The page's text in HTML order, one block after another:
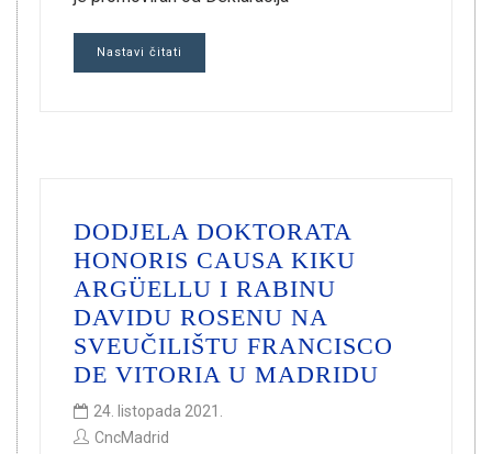
Nastavi čitati
DODJELA DOKTORATA
HONORIS CAUSA KIKU
ARGÜELLU I RABINU
DAVIDU ROSENU NA
SVEUČILIŠTU FRANCISCO
DE VITORIA U MADRIDU
24. listopada 2021.
CncMadrid